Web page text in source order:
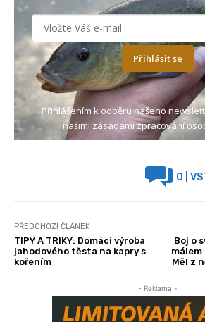
Přihlásit se
Přihlášením k odběru našeho
našimi zásadami zpracování
0 |
PŘEDCHOZÍ ČLÁNEK
TIPY A TRIKY: Domácí výroba
jahodového těsta na kapry s
kořením
Boj o
málem
Měl z
- Reklama -